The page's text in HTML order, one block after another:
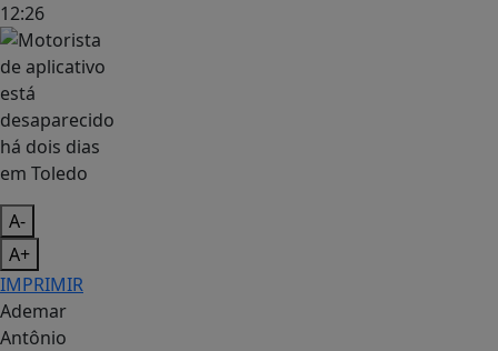
12:26
A-
A+
IMPRIMIR
Ademar
Antônio